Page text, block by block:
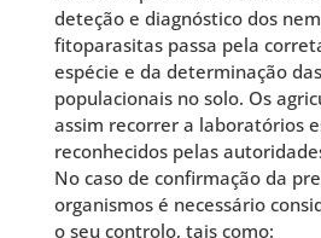
deteção e diagnóstico dos
fitoparasitas passa pela
espécie e da determinação
populacionais no solo. Os
assim recorrer a laboratórios
reconhecidos pelas
No caso de confirmação da
organismos é necessário
o seu controlo, tais como: